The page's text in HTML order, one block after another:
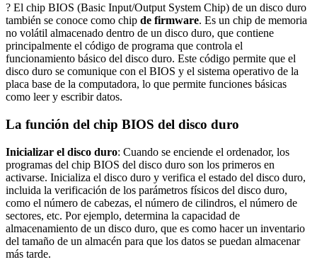
? El chip BIOS (Basic Input/Output System Chip) de un disco duro
también se conoce como chip de firmware. Es un chip de memoria
no volátil almacenado dentro de un disco duro, que contiene
principalmente el código de programa que controla el
funcionamiento básico del disco duro. Este código permite que el
disco duro se comunique con el BIOS y el sistema operativo de la
placa base de la computadora, lo que permite funciones básicas
como leer y escribir datos.
La función del chip BIOS del disco duro
Inicializar el disco duro: Cuando se enciende el ordenador, los
programas del chip BIOS del disco duro son los primeros en
activarse. Inicializa el disco duro y verifica el estado del disco duro,
incluida la verificación de los parámetros físicos del disco duro,
como el número de cabezas, el número de cilindros, el número de
sectores, etc. Por ejemplo, determina la capacidad de
almacenamiento de un disco duro, que es como hacer un inventario
del tamaño de un almacén para que los datos se puedan almacenar
más tarde.